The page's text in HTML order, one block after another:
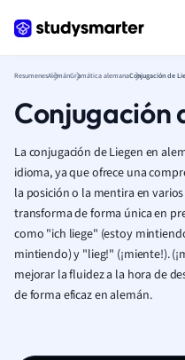
ResumenesAlemánGramática alemanaConjugación de
Conjugación
La conjugación de Liegen en
idioma, ya que ofrece una
la posición o la mentira en
transforma de forma única en
como "ich liege" (estoy
mintiendo) y "lieg!" (¡miente!).
mejorar la fluidez a la hora de
de forma eficaz en alemán.